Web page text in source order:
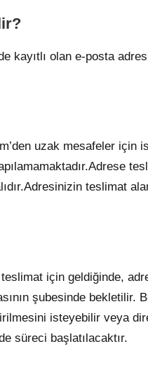
olan e-posta
uzak mesafeler için
teslimat
için geldiğinde,
şubesinde bekletilir.
isteyebilir veya
süreci başlatılacaktır.